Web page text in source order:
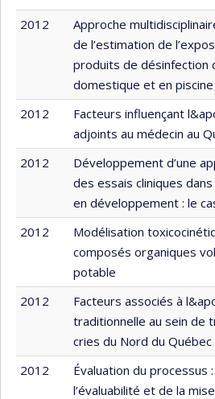
2012
Approche
de l’estimation de
produits de désinfection
domestique et en piscine
2012
Facteurs influençant
adjoints au médecin au
2012
Développement d’une
des essais cliniques
en développement : le
2012
Modélisation
composés organiques
potable
2012
Facteurs associés à
traditionnelle au sein de
cries du Nord du Québec
2012
Évaluation du processus
l’évaluabilité et de la